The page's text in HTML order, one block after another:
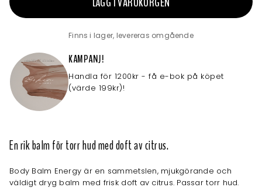
Finns i lager, levereras omgående
KAMPANJ!
Handla för 1200kr - få e-bok på köpet
(värde 199kr)!
En rik balm för torr hud med doft av citrus.
Body Balm Energy är en sammetslen, mjukgörande och
väldigt dryg balm med frisk doft av citrus. Passar torr hud.